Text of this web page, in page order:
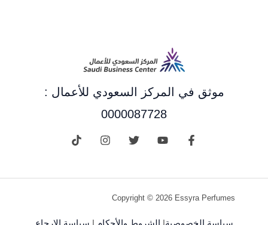
موثق في المركز السعودي للأعمال :
0000087728
Copyright © 2026 Essyra Perfumes